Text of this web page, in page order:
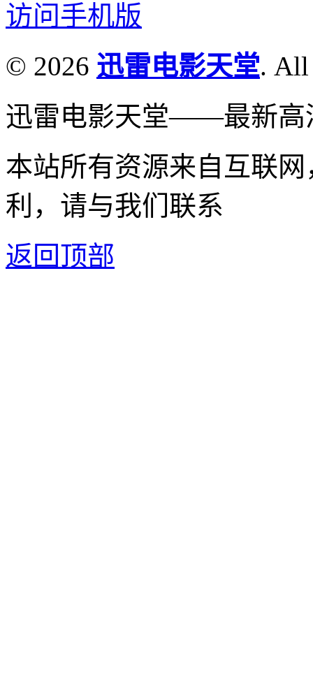
访问手机版
© 2026 迅雷电影天堂. All
迅雷电影天堂——最新高
本站所有资源来自互联
利，请与我们联系
返回顶部